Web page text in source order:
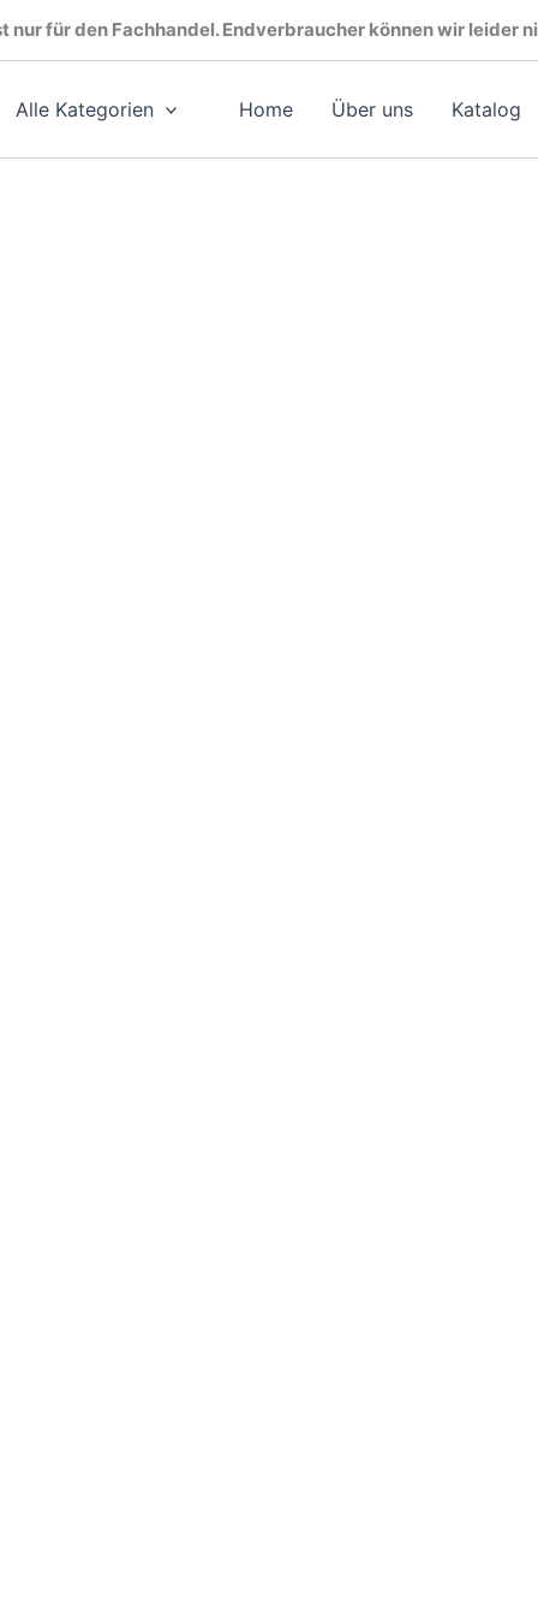
nur für den Fachhandel. Endverbraucher können wir leider
Alle Kategorien Home Über uns Katalog